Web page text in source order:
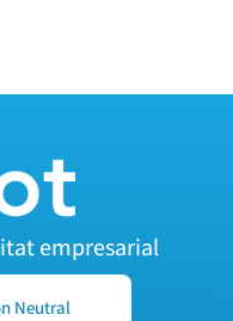
empresarial
Neutral